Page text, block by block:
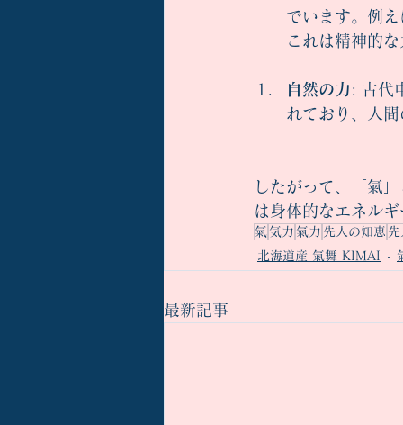
でいます。例
これは精神的
自然の力: 古代
れており、人
したがって、「氣
は身体的なエネル
氣 気力 氣力 先人の知恵 先
北海道産 氣舞 KIMAI
最新記事